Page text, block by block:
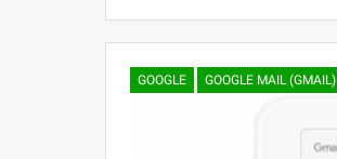
GOOGLE GOOGLE MAIL (GMAIL)